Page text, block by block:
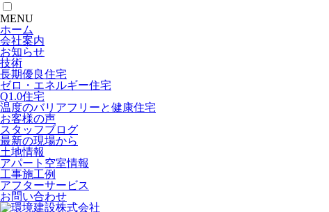
MENU
ホーム
会社案内
お知らせ
技術
長期優良住宅
ゼロ・エネルギー住宅
Q1.0住宅
温度のバリアフリーと健康住宅
お客様の声
スタッフブログ
最新の現場から
土地情報
アパート空室情報
工事施工例
アフターサービス
お問い合わせ